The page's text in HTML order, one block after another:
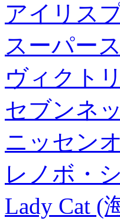
アイリス
スーパー
ヴィクト
セブンネ
ニッセン
レノボ・
Lady Cat (